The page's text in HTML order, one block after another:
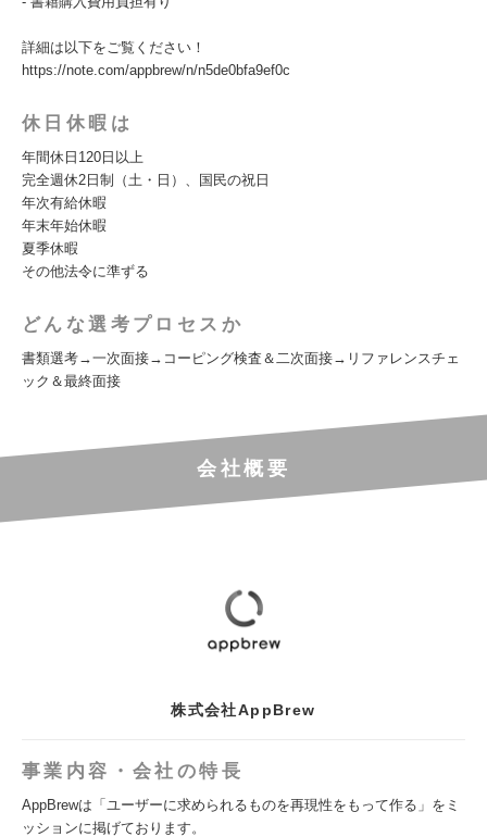
詳細は以下をご覧ください！
https://note.com/appbrew/n/n5de0bfa9ef0c
休日休暇は
年間休日120日以上
完全週休2日制（土・日）、国民の祝日
年次有給休暇
年末年始休暇
夏季休暇
その他法令に準ずる
どんな選考プロセスか
書類選考→一次面接→コーピング検査＆二次面接→リファレンスチェ
ック＆最終面接
会社概要
株式会社AppBrew
事業内容・会社の特長
AppBrewは「ユーザーに求められるものを再現性をもって作る」をミ
ッションに掲げております。